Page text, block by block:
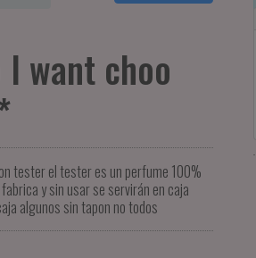
want choo
tester el tester es un perfume 100%
y sin usar se servirán en caja
algunos sin tapon no todos